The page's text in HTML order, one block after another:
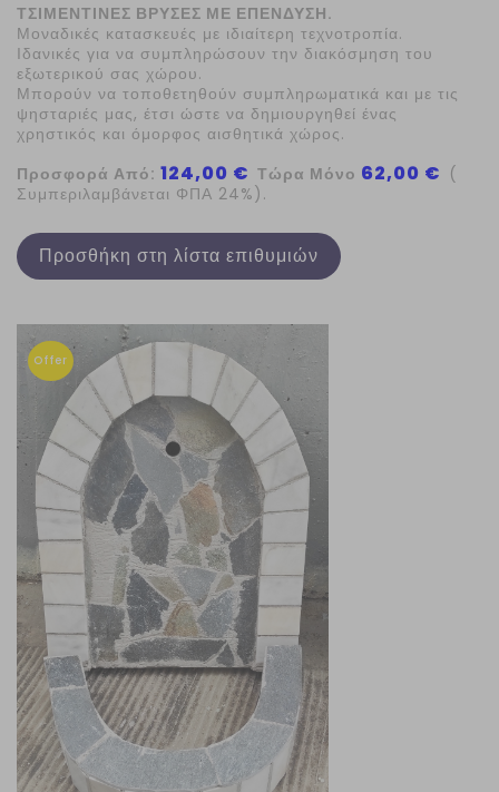
ΤΣΙΜΕΝΤΙΝΕΣ ΒΡΥΣΕΣ ΜΕ ΕΠΕΝΔΥΣΗ.
Μοναδικές κατασκευές με ιδιαίτερη τεχνοτροπία.
Ιδανικές για να συμπληρώσουν την διακόσμηση του
εξωτερικού σας χώρου.
Μπορούν να τοποθετηθούν συμπληρωματικά και με τις
ψησταριές μας, έτσι ώστε να δημιουργηθεί ένας
χρηστικός και όμορφος αισθητικά χώρος.
Προσφορά Από: 124,00 € Τώρα Μόνο 62,00 € (
Συμπεριλαμβάνεται ΦΠΑ 24%).
Προσθήκη στη λίστα επιθυμιών
Offer